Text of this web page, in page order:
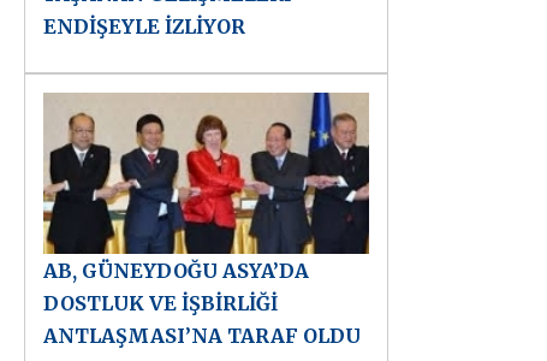
ENDİŞEYLE İZLİYOR
AB, GÜNEYDOĞU ASYA’DA
DOSTLUK VE İŞBİRLİĞİ
ANTLAŞMASI’NA TARAF OLDU